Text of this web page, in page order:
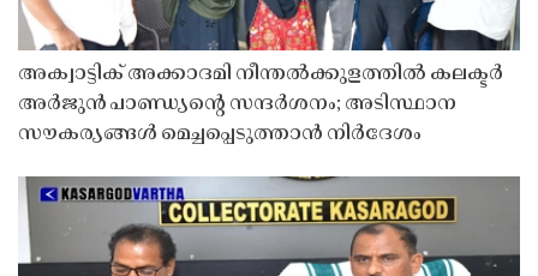
അക്വാട്ടിക് അക്കാദമി നീന്തൽക്കുളത്തിൽ കലക്ടർ
അർജുൻ പാണ്ഡ്യൻ്റെ സന്ദർശനം; അടിസ്ഥാന
സൗകര്യങ്ങൾ മെച്ചപ്പെടുത്താൻ നിർദേശം